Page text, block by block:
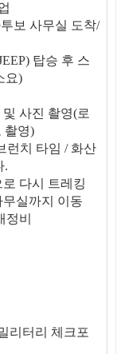
보 사무실 도착/
탑승 후 스
요)
사진 촬영(로
촬영)
런치 타임 / 화산
.
다시 트레킹
실까지 이동
비
리터리 체크포